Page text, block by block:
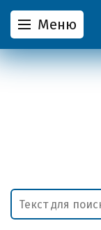
Меню